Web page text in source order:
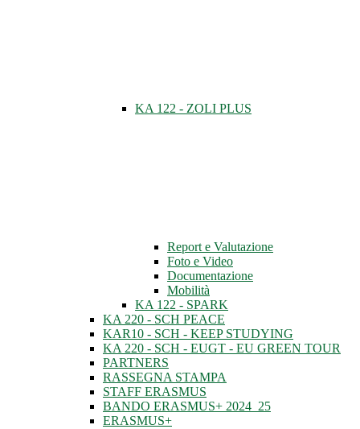
KA 122 - ZOLI PLUS
Report e Valutazione
Foto e Video
Documentazione
Mobilità
KA 122 - SPARK
KA 220 - SCH PEACE
KAR10 - SCH - KEEP STUDYING
KA 220 - SCH - EUGT - EU GREEN TOUR
PARTNERS
RASSEGNA STAMPA
STAFF ERASMUS
BANDO ERASMUS+ 2024_25
ERASMUS+